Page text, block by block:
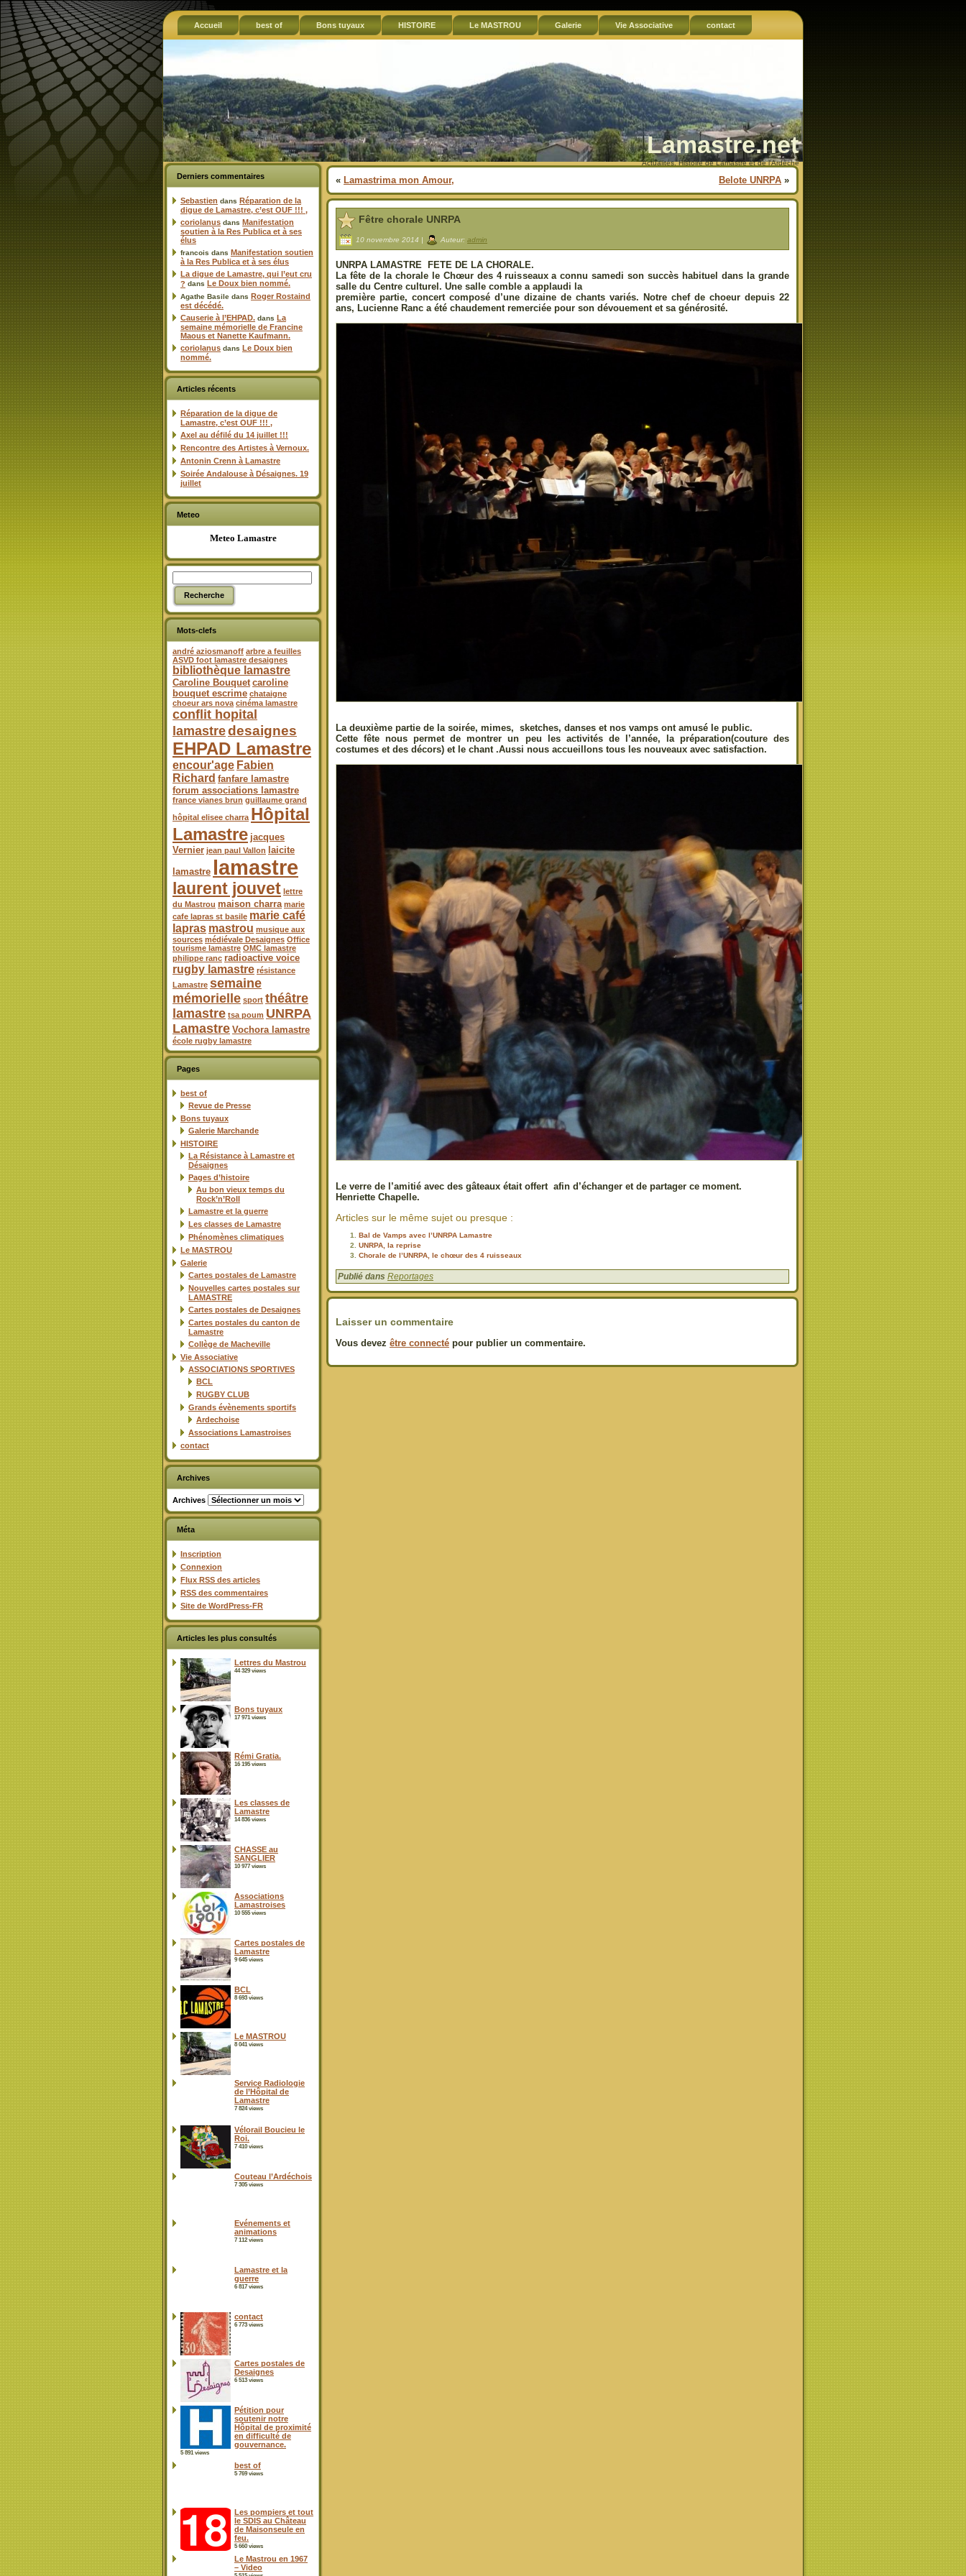
Accueil best of Bons tuyaux HISTOIRE Le MASTROU Galerie Vie Associative contact
Lamastre.net
Actualités, Histoire de Lamastre et de l'Ardèche
Derniers commentaires
Sebastien dans Réparation de la
digue de Lamastre, c’est OUF !!! ,
coriolanus dans Manifestation
soutien à la Res Publica et à ses
élus
francois dans Manifestation soutien
à la Res Publica et à ses élus
La digue de Lamastre, qui l’eut cru
? dans Le Doux bien nommé.
Agathe Basile dans Roger Rostaind
est décédé.
Causerie à l’EHPAD. dans La
semaine mémorielle de Francine
Maous et Nanette Kaufmann.
coriolanus dans Le Doux bien
nommé.
Articles récents
Réparation de la digue de
Lamastre, c’est OUF !!! ,
Axel au défilé du 14 juillet !!!
Rencontre des Artistes à Vernoux.
Antonin Crenn à Lamastre
Soirée Andalouse à Désaignes. 19
juillet
Meteo
Meteo Lamastre
Mots-clefs
andré aziosmanoff arbre a feuilles
ASVD foot lamastre desaignes
bibliothèque lamastre
Caroline Bouquet caroline
bouquet escrime chataigne
choeur ars nova cinéma lamastre
conflit hopital
lamastredesaignes
EHPAD Lamastre
encour'age Fabien
Richard fanfare lamastre
forum associations lamastre
france vianes brun guillaume grand
hôpital elisee charra Hôpital
Lamastre jacques
Vernier jean paul Vallon
laicite
lamastre lamastre
laurent jouvet lettre
du Mastrou maison charra marie
cafe lapras st basile marie café
lapras mastrou musique aux
sources médiévale Desaignes Office
tourisme lamastre OMC lamastre
philippe ranc radioactive voice
rugby lamastre résistance
Lamastre semaine
mémorielle sport théâtre
lamastre tsa poum UNRPA
Lamastre Vochora lamastre
école rugby lamastre
Pages
best of
Revue de Presse
Bons tuyaux
Galerie Marchande
HISTOIRE
La Résistance à Lamastre et
Désaignes
Pages d’histoire
Au bon vieux temps du
Rock’n’Roll
Lamastre et la guerre
Les classes de Lamastre
Phénomènes climatiques
Le MASTROU
Galerie
Cartes postales de Lamastre
Nouvelles cartes postales sur
LAMASTRE
Cartes postales de Desaignes
Cartes postales du canton de
Lamastre
Collège de Macheville
Vie Associative
ASSOCIATIONS SPORTIVES
BCL
RUGBY CLUB
Grands évènements sportifs
Ardechoise
Associations Lamastroises
contact
Archives
Archives
Méta
Inscription
Connexion
Flux RSS des articles
RSS des commentaires
Site de WordPress-FR
Articles les plus consultés
Lettres du Mastrou
44 329 views
Bons tuyaux
17 971 views
Rémi Gratia.
16 195 views
Les classes de
Lamastre
14 836 views
CHASSE au
SANGLIER
10 977 views
Associations
Lamastroises
10 555 views
Cartes postales de
Lamastre
9 645 views
BCL
8 693 views
Le MASTROU
8 041 views
Service Radiologie
de l’Hôpital de
Lamastre
7 824 views
Vélorail Boucieu le
Roi.
7 410 views
Couteau l’Ardéchois
7 305 views
Evénements et
animations
7 112 views
Lamastre et la
guerre
6 817 views
contact
6 773 views
Cartes postales de
Desaignes
6 513 views
Pétition pour
soutenir notre
Hôpital de proximité
en difficulté de
gouvernance.
5 891 views
best of
5 769 views
Les pompiers et tout
le SDIS au Château
de Maisonseule en
feu.
5 660 views
Le Mastrou en 1967
– Video
« Lamastrima mon Amour, Belote UNRPA »
Fêtre chorale UNRPA
10 novembre 2014 | Auteur: admin
UNRPA LAMASTRE FETE DE LA CHORALE.
La fête de la chorale le Chœur des 4 ruisseaux a connu samedi son succès habituel dans la grande
salle du Centre culturel. Une salle comble a applaudi la
première partie, concert composé d’une dizaine de chants variés. Notre chef de choeur depuis 22
ans, Lucienne Ranc a été chaudement remerciée pour son dévouement et sa générosité.
La deuxième partie de la soirée, mimes, sketches, danses et nos vamps ont amusé le public.
Cette fête nous permet de montrer un peu les activités de l’année, la préparation(couture des
costumes et des décors) et le chant .Aussi nous accueillons tous les nouveaux avec satisfaction.
Le verre de l’amitié avec des gâteaux était offert afin d’échanger et de partager ce moment.
Henriette Chapelle.
Articles sur le même sujet ou presque :
Bal de Vamps avec l’UNRPA Lamastre
UNRPA, la reprise
Chorale de l’UNRPA, le chœur des 4 ruisseaux
Publié dans Reportages
Laisser un commentaire
Vous devez être connecté pour publier un commentaire.